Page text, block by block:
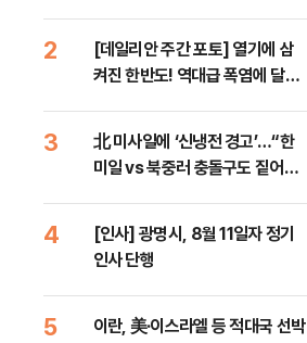
2
[데일리안 주간 포토] 열기에 삼
켜진 한반도! 역대급 폭염에 달아
3
北 미사일에 ‘신냉전 경고’…“한
미일 vs 북중러 충돌구도 짙어진
4
[인사] 광명시, 8월 11일자 정기
인사 단행
5
이란, 美·이스라엘 등 적대국 선박